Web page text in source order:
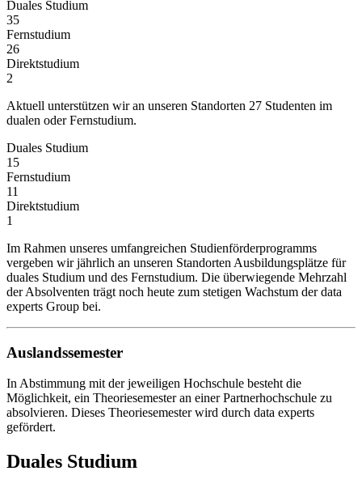
Duales Studium
35
Fernstudium
26
Direktstudium
2
Aktuell unterstützen wir an unseren Standorten 27 Studenten im
dualen oder Fernstudium.
Duales Studium
15
Fernstudium
11
Direktstudium
1
Im Rahmen unseres umfangreichen Studienförderprogramms
vergeben wir jährlich an unseren Standorten Ausbildungsplätze für
duales Studium und des Fernstudium. Die überwiegende Mehrzahl
der Absolventen trägt noch heute zum stetigen Wachstum der data
experts Group bei.
Auslandssemester
In Abstimmung mit der jeweiligen Hochschule besteht die
Möglichkeit, ein Theoriesemester an einer Partnerhochschule zu
absolvieren. Dieses Theoriesemester wird durch data experts
gefördert.
Duales Studium